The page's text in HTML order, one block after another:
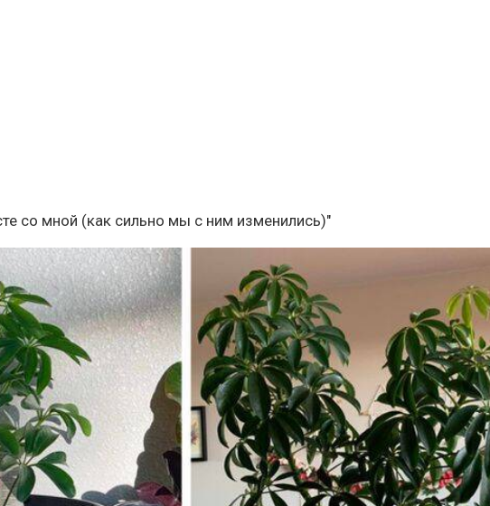
со мной (как сильно мы с ним изменились)"